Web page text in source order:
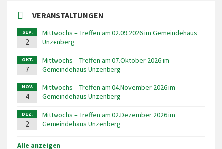
VERANSTALTUNGEN
SEP.
2
Mittwochs – Treffen am 02.09.2026 im Gemeindehaus
Unzenberg
OKT.
7
Mittwochs – Treffen am 07.Oktober 2026 im
Gemeindehaus Unzenberg
NOV.
4
Mittwochs – Treffen am 04.November 2026 im
Gemeindehaus Unzenberg
DEZ.
2
Mittwochs – Treffen am 02.Dezember 2026 im
Gemeindehaus Unzenberg
Alle anzeigen